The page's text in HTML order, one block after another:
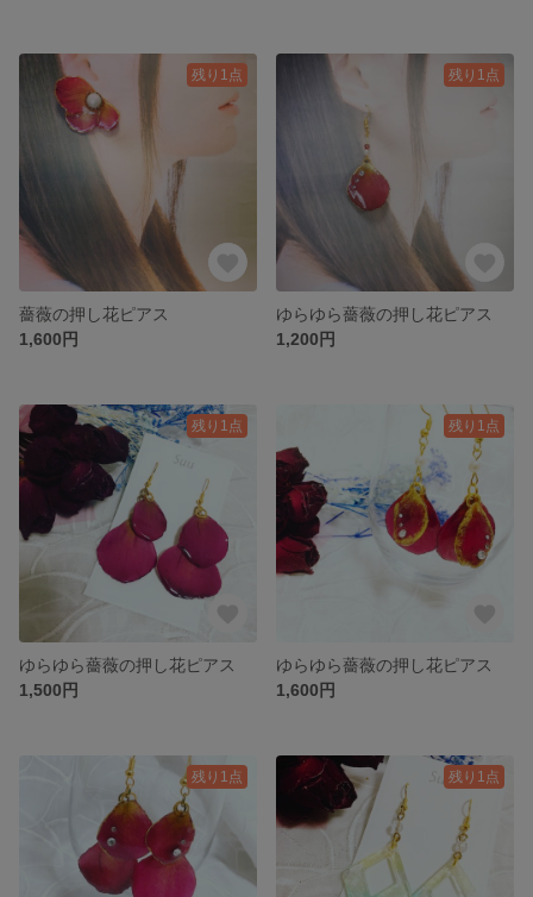
残り1点
薔薇の押し花ピアス
1,600円
残り1点
ゆらゆら薔薇の押し花ピアス
1,200円
残り1点
ゆらゆら薔薇の押し花ピアス
1,500円
残り1点
ゆらゆら薔薇の押し花ピアス
1,600円
残り1点 残り1点